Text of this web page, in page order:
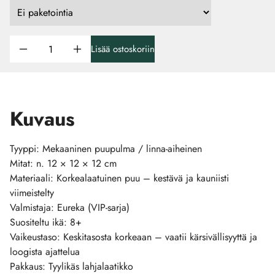
Lisää ostoskoriin
Kuvaus
Tyyppi: Mekaaninen puupulma / linna-aiheinen
Mitat: n. 12 × 12 × 12 cm
Materiaali: Korkealaatuinen puu – kestävä ja kauniisti
viimeistelty
Valmistaja: Eureka (VIP-sarja)
Suositeltu ikä: 8+
Vaikeustaso: Keskitasosta korkeaan – vaatii kärsivällisyyttä ja
loogista ajattelua
Pakkaus: Tyylikäs lahjalaatikko